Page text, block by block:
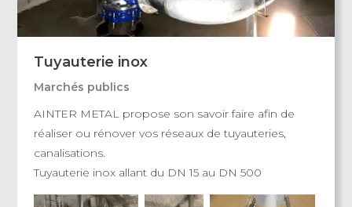
Tuyauterie inox
Marchés publics
AINTER METAL propose son savoir faire afin de
réaliser ou rénover vos réseaux de tuyauteries,
canalisations.
Tuyauterie inox allant du DN 15 au DN 500